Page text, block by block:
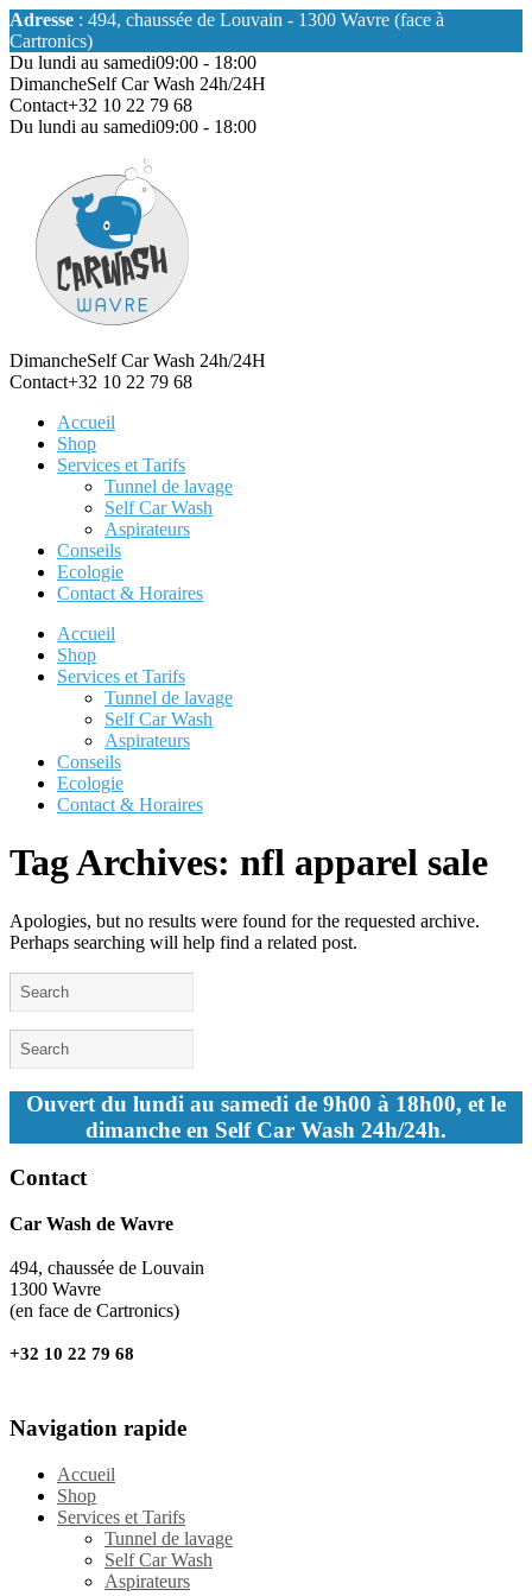
Adresse : 494, chaussée de Louvain - 1300 Wavre (face à
Cartronics)
Du lundi au samedi09:00 - 18:00
DimancheSelf Car Wash 24h/24H
Contact+32 10 22 79 68
Du lundi au samedi09:00 - 18:00
DimancheSelf Car Wash 24h/24H
Contact+32 10 22 79 68
Accueil
Shop
Services et Tarifs
Tunnel de lavage
Self Car Wash
Aspirateurs
Conseils
Ecologie
Contact & Horaires
Accueil
Shop
Services et Tarifs
Tunnel de lavage
Self Car Wash
Aspirateurs
Conseils
Ecologie
Contact & Horaires
Tag Archives: nfl apparel sale
Apologies, but no results were found for the requested archive.
Perhaps searching will help find a related post.
Ouvert du lundi au samedi de 9h00 à 18h00, et le
dimanche en Self Car Wash 24h/24h.
Contact
Car Wash de Wavre
494, chaussée de Louvain
1300 Wavre
(en face de Cartronics)
+32 10 22 79 68
Navigation rapide
Accueil
Shop
Services et Tarifs
Tunnel de lavage
Self Car Wash
Aspirateurs